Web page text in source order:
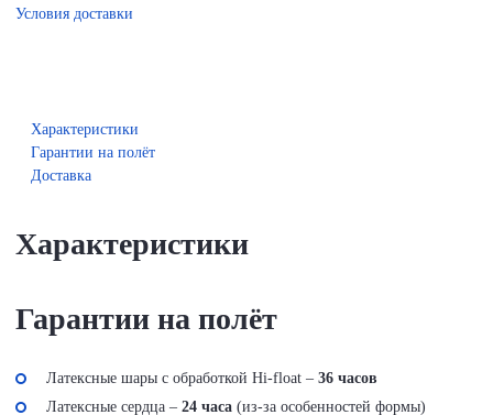
Условия доставки
Характеристики
Гарантии на полёт
Доставка
Характеристики
Гарантии на полёт
Латексные шары с обработкой Hi-float – 36 часов
Латексные сердца – 24 часа (из-за особенностей формы)